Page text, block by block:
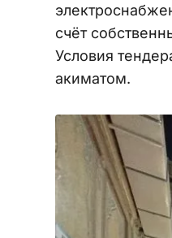
счёт
Условия
акиматом.